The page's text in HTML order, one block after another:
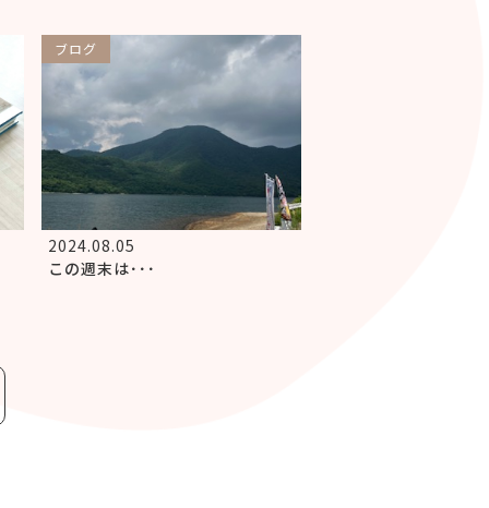
ブログ
2024.08.05
この週末は･･･